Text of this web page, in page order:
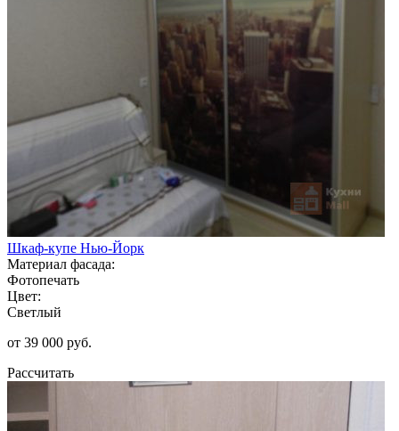
Шкаф-купе Нью-Йорк
Материал фасада:
Фотопечать
Цвет:
Светлый
от 39 000 руб.
Рассчитать